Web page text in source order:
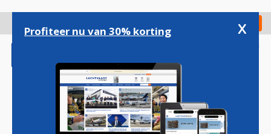
gaan
Check in
Profiteer nu van 30% korting x